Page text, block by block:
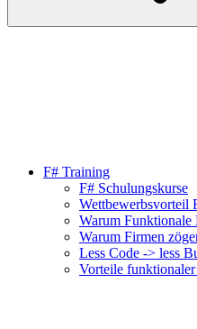
F# Training
F# Schulungskurse
Wettbewerbsvorteil
Warum Funktionale
Warum Firmen
Less Code -> less
Vorteile